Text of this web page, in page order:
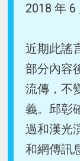
2018 年 6
近期此謠
部分內容
流傳，不
義。邱彰
過和漢光
和網傳訊